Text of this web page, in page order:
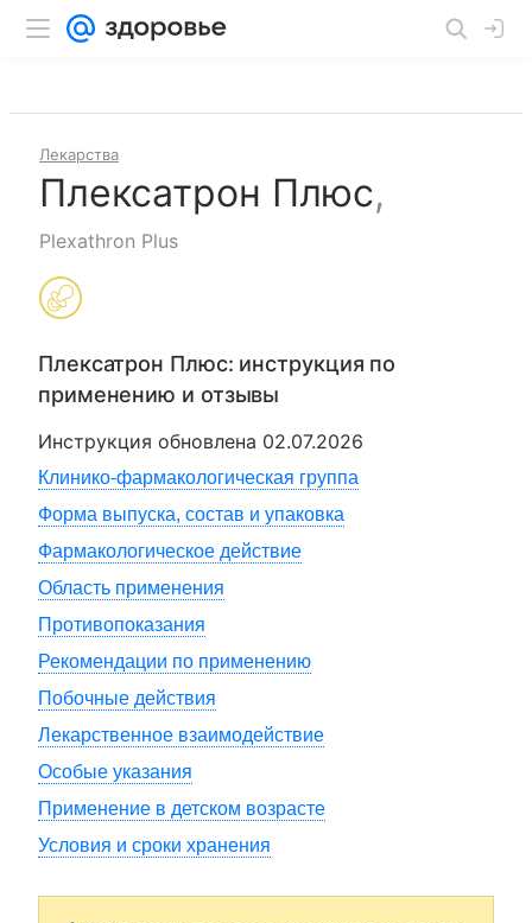
Лекарства
Плексатрон Плюс,
Plexathron Plus
Плексатрон Плюс: инструкция по
применению и отзывы
Инструкция обновлена 02.07.2026
Клинико-фармакологическая группа
Форма выпуска, состав и упаковка
Фармакологическое действие
Область применения
Противопоказания
Рекомендации по применению
Побочные действия
Лекарственное взаимодействие
Особые указания
Применение в детском возрасте
Условия и сроки хранения